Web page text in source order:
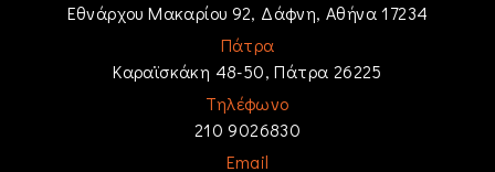
Εθνάρχου Μακαρίου 92, Δάφνη, Αθήνα 17234
Πάτρα
Καραϊσκάκη 48-50, Πάτρα 26225
Τηλέφωνο
210 9026830
Email